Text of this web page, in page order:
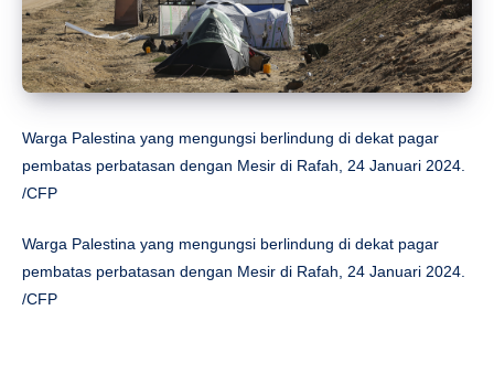
Warga Palestina yang mengungsi berlindung di dekat pagar
pembatas perbatasan dengan Mesir di Rafah, 24 Januari 2024.
/CFP
Warga Palestina yang mengungsi berlindung di dekat pagar
pembatas perbatasan dengan Mesir di Rafah, 24 Januari 2024.
/CFP